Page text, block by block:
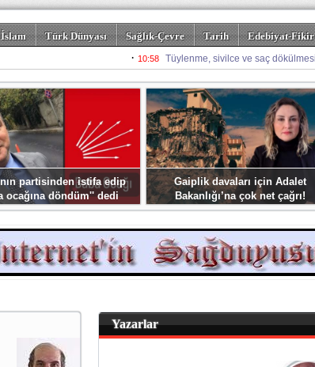
İslam Türk Dünyası Sağlık-Çevre Tarih
Edebiyat-Fikir
partisinden istifa edip
ocağına döndüm'' dedi
Gaiplik davaları için Adalet
Bakanlığı’na çok net çağrı!
Yazarlar